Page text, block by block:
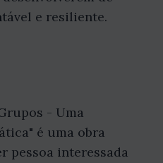
e resiliente.
- Uma
é uma obra
pessoa interessada